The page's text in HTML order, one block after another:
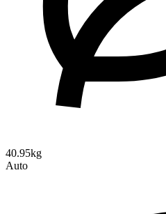
40.95kg
Auto